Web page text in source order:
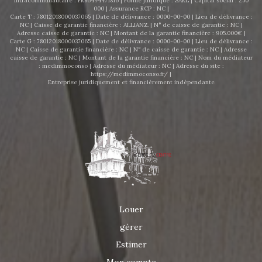
000 | Assurance RCP : NC |
Carte T : 78012018000037065 | Date de délivrance : 0000-00-00 | Lieu de délivrance :
NC | Caisse de garantie financière : ALLIANZ. | N° de caisse de garantie : NC |
Adresse caisse de garantie : NC | Montant de la garantie financière : 905.000€ |
Carte G : 78012018000037065 | Date de délivrance : 0000-00-00 | Lieu de délivrance :
NC | Caisse de garantie financière : NC | N° de caisse de garantie : NC | Adresse
caisse de garantie : NC | Montant de la garantie financière : NC | Nom du médiateur
: medimmoconso | Adresse du médiateur : NC | Adresse du site :
https://medimmoconso.fr/ |
Entreprise juridiquement et financièrement indépendante
Louer
gérer
Estimer